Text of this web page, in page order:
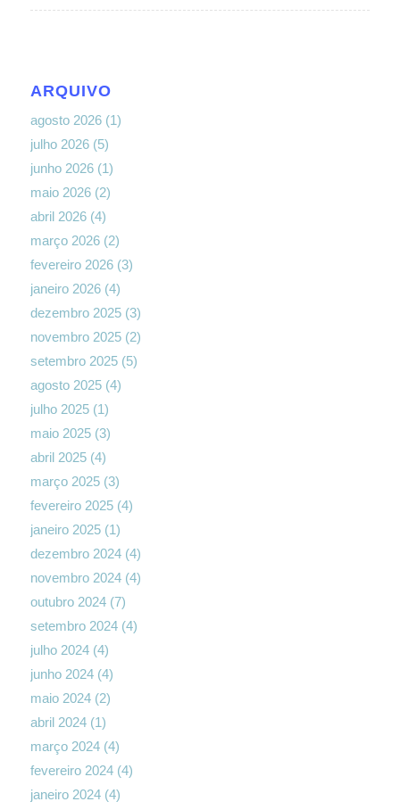
ARQUIVO
agosto 2026(1)
julho 2026(5)
junho 2026(1)
maio 2026(2)
abril 2026(4)
março 2026(2)
fevereiro 2026(3)
janeiro 2026(4)
dezembro 2025(3)
novembro 2025(2)
setembro 2025(5)
agosto 2025(4)
julho 2025(1)
maio 2025(3)
abril 2025(4)
março 2025(3)
fevereiro 2025(4)
janeiro 2025(1)
dezembro 2024(4)
novembro 2024(4)
outubro 2024(7)
setembro 2024(4)
julho 2024(4)
junho 2024(4)
maio 2024(2)
abril 2024(1)
março 2024(4)
fevereiro 2024(4)
janeiro 2024(4)